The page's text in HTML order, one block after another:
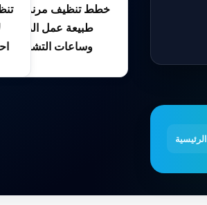
خطط تنظيف مرنة
طبيعة عمل المحل
وساعات التشغيل.